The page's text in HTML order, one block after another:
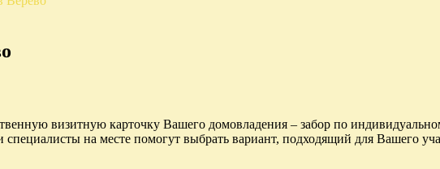
визитную карточку Вашего домовладения – забор по
специалисты на месте помогут выбрать вариант, подходящий для Вашего